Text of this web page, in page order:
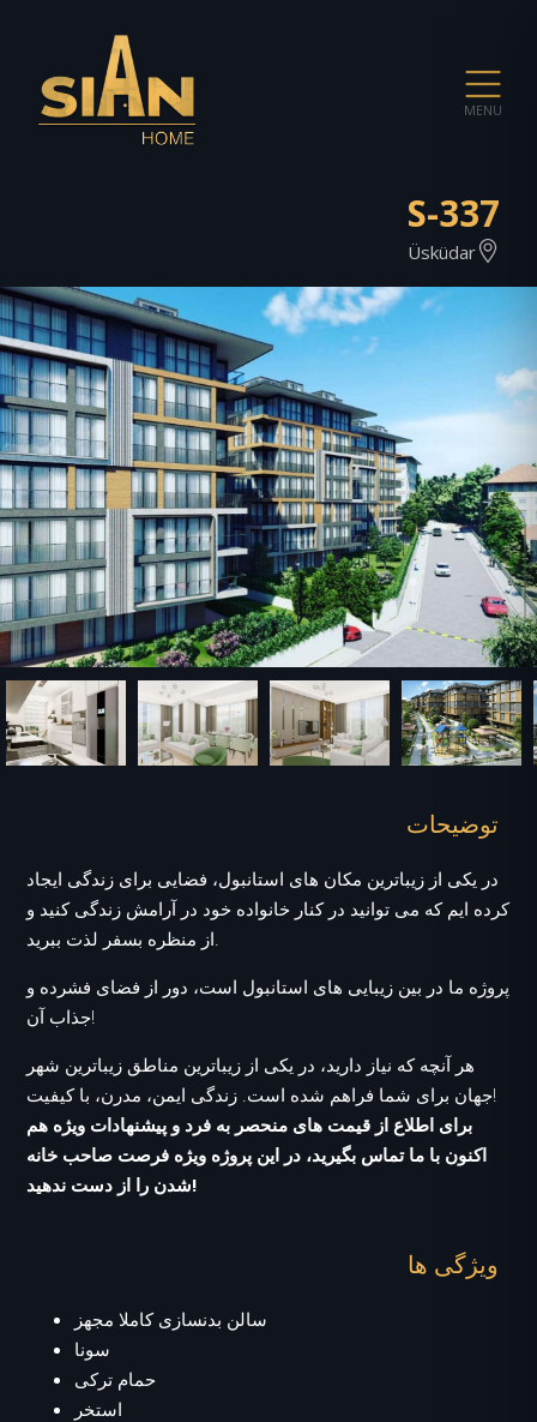
MENU
S-337
Üsküdar
توضیحات
در یکی از زیباترین مکان های استانبول، فضایی برای زندگی ایجاد
کرده ایم که می توانید در کنار خانواده خود در آرامش زندگی کنید و
پروژه ما در بین زیبایی های استانبول است، دور از فضای فشرده و
جذاب آن!
هر آنچه که نیاز دارید، در یکی از زیباترین مناطق زیباترین شهر
جهان برای شما فراهم شده است. زندگی ایمن، مدرن، با کیفیت!
برای اطلاع از قیمت های منحصر به فرد و پیشنهادات ویژه هم
اکنون با ما تماس بگیرید، در این پروژه ویژه فرصت صاحب خانه
شدن را از دست ندهید!
ویژگی ها
سالن بدنسازی کاملا مجهز
سونا
حمام ترکی
استخر